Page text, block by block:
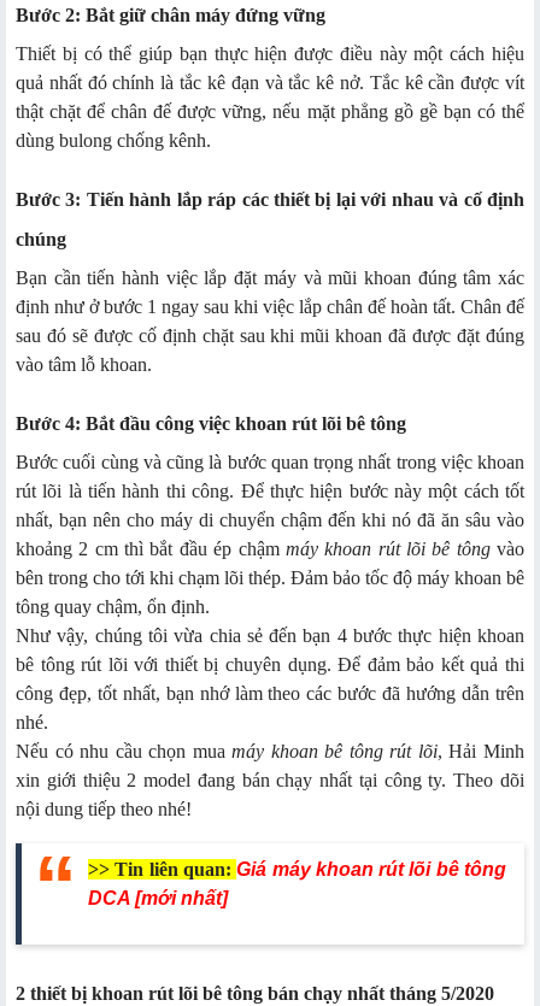
Bước 2: Bắt giữ chân máy đứng vững
Thiết bị có thể giúp bạn thực hiện được điều này một cách hiệu
quả nhất đó chính là tắc kê đạn và tắc kê nở. Tắc kê cần được vít
thật chặt để chân đế được vững, nếu mặt phẳng gồ gề bạn có thể
dùng bulong chống kênh.
Bước 3: Tiến hành lắp ráp các thiết bị lại với nhau và cố định
chúng
Bạn cần tiến hành việc lắp đặt máy và mũi khoan đúng tâm xác
định như ở bước 1 ngay sau khi việc lắp chân đế hoàn tất. Chân đế
sau đó sẽ được cố định chặt sau khi mũi khoan đã được đặt đúng
vào tâm lỗ khoan.
Bước 4: Bắt đầu công việc khoan rút lõi bê tông
Bước cuối cùng và cũng là bước quan trọng nhất trong việc khoan
rút lõi là tiến hành thi công. Để thực hiện bước này một cách tốt
nhất, bạn nên cho máy di chuyển chậm đến khi nó đã ăn sâu vào
khoảng 2 cm thì bắt đầu ép chậm máy khoan rút lõi bê tôngvào
bên trong cho tới khi chạm lõi thép. Đảm bảo tốc độ máy khoan bê
tông quay chậm, ổn định.
Như vậy, chúng tôi vừa chia sẻ đến bạn 4 bước thực hiện khoan
bê tông rút lõi với thiết bị chuyên dụng. Để đảm bảo kết quả thi
công đẹp, tốt nhất, bạn nhớ làm theo các bước đã hướng dẫn trên
nhé.
Nếu có nhu cầu chọn muamáy khoan bê tông rút lõi, Hải Minh
xin giới thiệu 2 model đang bán chạy nhất tại công ty. Theo dõi
nội dung tiếp theo nhé!
>> Tin liên quan:Giá máy khoan rút lõi bê tông
DCA [mới nhất]
2 thiết bị khoan rút lõi bê tông bán chạy nhất tháng 5/2020